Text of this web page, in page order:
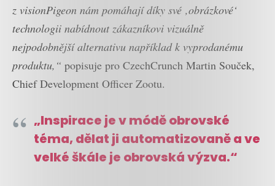
z visionPigeon nám pomáhají díky své ‚obrázkové‘
technologii nabídnout zákazníkovi vizuálně
nejpodobnější alternativu například k vyprodanému
produktu,“ popisuje pro CzechCrunch Martin Souček,
Chief Development Officer Zootu.
„Inspirace je v módě obrovské
téma, dělat ji automatizovaně a ve
velké škále je obrovská výzva.“